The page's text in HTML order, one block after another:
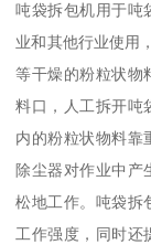
吨袋拆包机用于吨
业和其他行业使用
等干燥的粉粒状物
料口，人工拆开吨
内的粉粒状物料靠
除尘器对作业中产
松地工作。吨袋拆
工作强度，同时还